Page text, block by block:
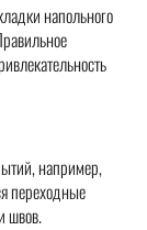
напольного
например,
переходные
швов.